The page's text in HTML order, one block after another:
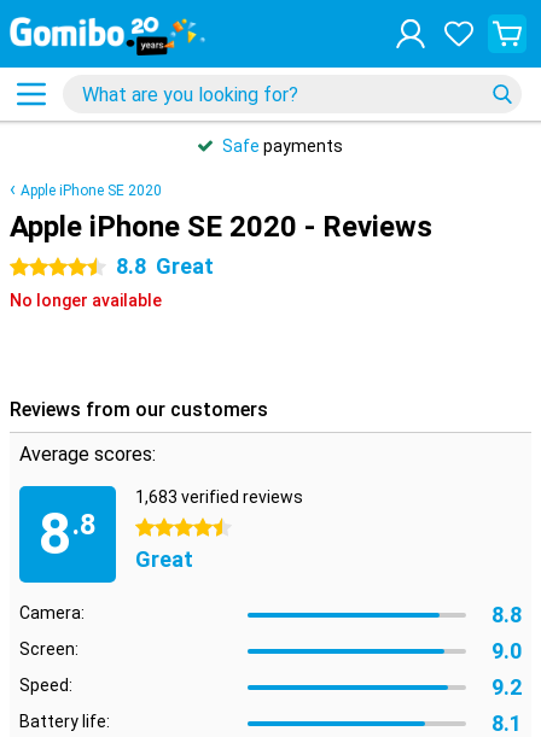
Safe payments
Apple iPhone SE 2020
Apple iPhone SE 2020 - Reviews
4.5 stars 8.8 Great
No longer available
Reviews from our customers
Average scores:
8.8
1,683 verified reviews
4.5 stars
Great
Camera: 8.8
Screen: 9.0
Speed: 9.2
Battery life: 8.1